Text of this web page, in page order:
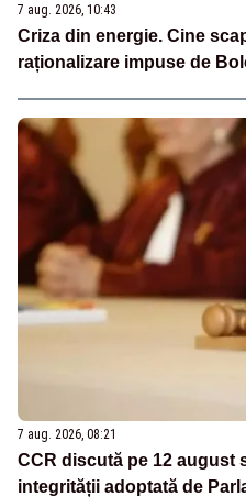
7 aug. 2026, 10:43
Criza din energie. Cine
raționalizare impuse de
7 aug. 2026, 08:21
CCR discută pe 12 august
integrității adoptată de